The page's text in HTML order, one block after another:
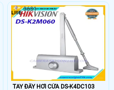
nhất cho tên gọi của nó. MẮT THẦN
HỒNG NGOẠI ACCURACY có tác
dụng dò tìm, phát hiện và truyền tín
hiệu đến trung tâm điều khiển khi có
người hoặc vật đi qua vùng cảm
TAY ĐẨY HƠI CỬA DS-K4DC103
3631